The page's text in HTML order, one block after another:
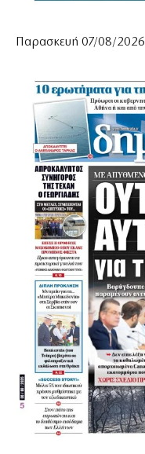
Παρασκευή 07/08/2026